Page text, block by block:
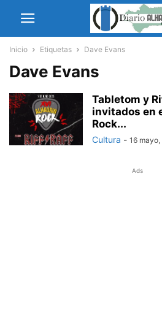
Inicio Etiquetas Dave Evans
Dave Evans
Tabletom y
invitados en
Rock...
Cultura - 16
Ads